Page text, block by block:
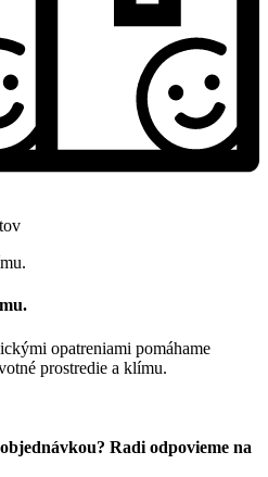
opatreniami pomáhame
prostredie a klímu.
Radi odpovieme na